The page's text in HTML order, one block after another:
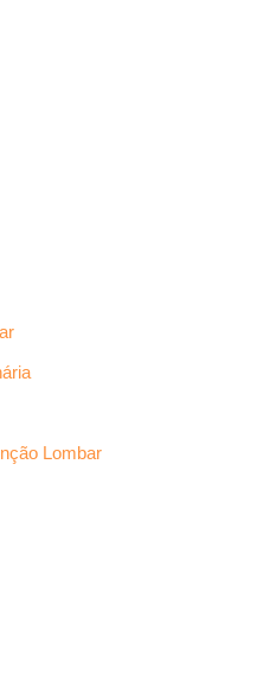
Lombar